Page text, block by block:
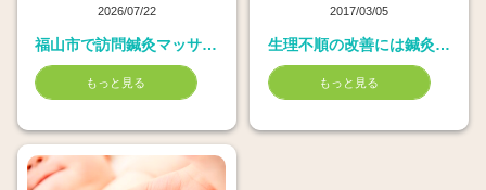
2026/07/22
福山市で訪問鍼灸マッサージ
もっと見る
2017/03/05
生理不順の改善には鍼灸治療が効果的
もっと見る